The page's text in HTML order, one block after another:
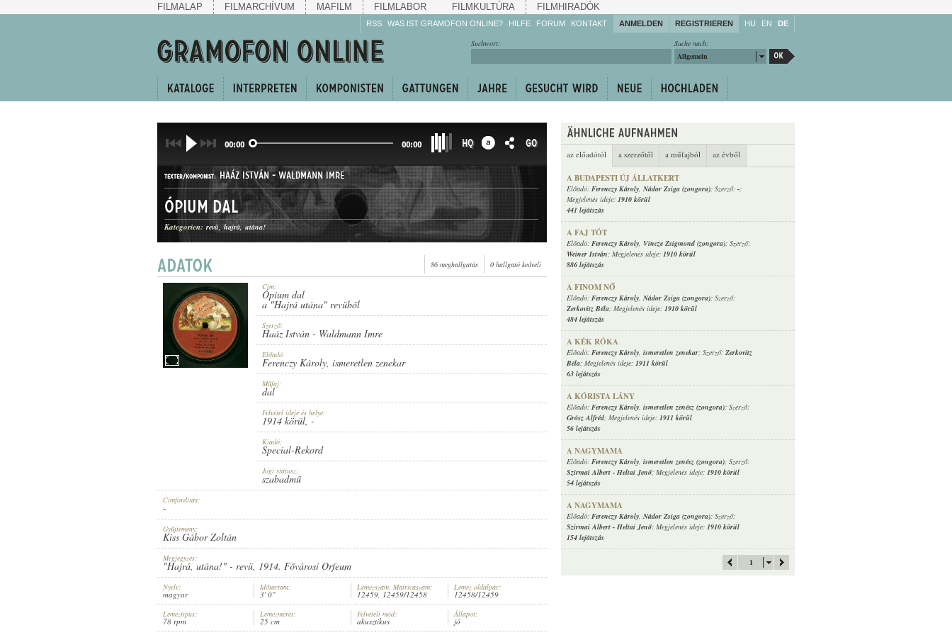
FILMALAP FILMARCHÍVUM MAFILM FILMLABOR FILMKULTÚRA FILMHIRADÓK
RSS WAS IST GRAMOFON ONLINE? HILFE
Machen Sie mit!
weiter!
FORUM KONTAKT ANMELDEN REGISTRIEREN HU EN DE
Suche nach:
Allgemein
Suchwort:
az előadótól a szerzőtől a műfajból az évből
A BUDAPESTI ÚJ ÁLLATKERT
Előadó: Ferenczy Károly, Nádor Zsiga (zongora); Szerző: -;
Megjelenés ideje: 1910 körül
441 lejátszás
A FAJ TÓT
Előadó: Ferenczy Károly, Vincze Zsigmond (zongora); Szerző:
Weiner István; Megjelenés ideje: 1910 körül
886 lejátszás
A FINOM NŐ
Előadó: Ferenczy Károly, Nádor Zsiga (zongora); Szerző:
Zerkovitz Béla; Megjelenés ideje: 1910 körül
484 lejátszás
A KÉK RÓKA
Előadó: Ferenczy Károly, ismeretlen zenekar; Szerző: Zerkovitz
Béla; Megjelenés ideje: 1911 körül
63 lejátszás
A KÓRISTA LÁNY
Előadó: Ferenczy Károly, ismeretlen zenész (zongora); Szerző:
Grósz Alfréd; Megjelenés ideje: 1911 körül
56 lejátszás
A NAGYMAMA
Előadó: Ferenczy Károly, ismeretlen zenész (zongora); Szerző:
Szirmai Albert - Heltai Jenő; Megjelenés ideje: 1910 körül
54 lejátszás
A NAGYMAMA
Előadó: Ferenczy Károly, Nádor Zsiga (zongora); Szerző:
Szirmai Albert - Heltai Jenő; Megjelenés ideje: 1910 körül
154 lejátszás
1
00:00 00:00 HQ GO
TEXTER/KOMPONIST: HAÁZ ISTVÁN-WALDMANN IMRE
GATTUNG: DAL
1914 KÖRÜL
SPECIAL-REKORD
PLATTENAUFNAHME:
Ópium dal
Kategorien: revü hajrá utána!
86 meghallgatás 0 hallgató kedveli
Cím:
Ópium dal
a "Hajrá utána" revüből
Szerző:
Haáz István - Waldmann Imre
Előadó:
Ferenczy Károly, ismeretlen zenekar
Műfaj:
dal
Felvétel ideje és helye:
1914 körül, -
Kiadó:
Special-Rekord
Jogi státusz:
szabadmű
Címfordítás:
-
Gyűjtemény:
Kiss Gábor Zoltán
Megjegyzés:
"Hajrá, utána!" - revü, 1914. Fővárosi Orfeum
Nyelv:
magyar
Időtartam:
3' 0"
Lemezszám, Matricaszám:
12459, 12459/12458
Lemez oldalpár:
12458/12459
Lemeztípus:
78 rpm
Lemezméret:
25 cm
Felvételi mód:
akusztikus
Állapot:
jó